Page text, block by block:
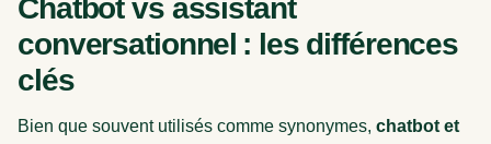
Chatbot vs assistant
conversationnel : les différences
clés
Bien que souvent utilisés comme synonymes, chatbot et